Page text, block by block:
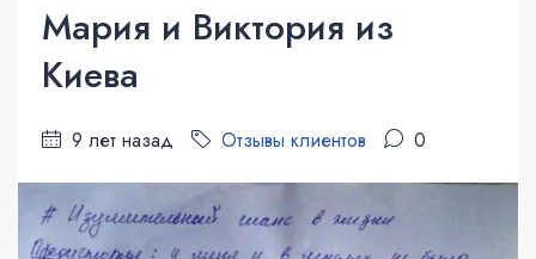
Мария и Виктория из
Киева
9 лет назад Отзывы клиентов 0